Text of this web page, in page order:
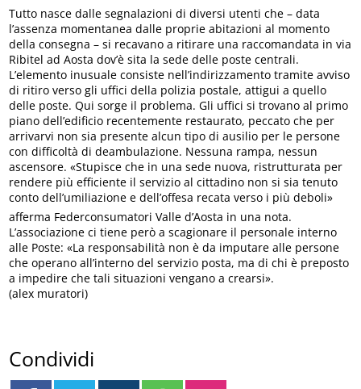
Tutto nasce dalle segnalazioni di diversi utenti che – data
l’assenza momentanea dalle proprie abitazioni al momento
della consegna – si recavano a ritirare una raccomandata in via
Ribitel ad Aosta dov’è sita la sede delle poste centrali.
L’elemento inusuale consiste nell’indirizzamento tramite avviso
di ritiro verso gli uffici della polizia postale, attigui a quello
delle poste. Qui sorge il problema. Gli uffici si trovano al primo
piano dell’edificio recentemente restaurato, peccato che per
arrivarvi non sia presente alcun tipo di ausilio per le persone
con difficoltà di deambulazione. Nessuna rampa, nessun
ascensore. «Stupisce che in una sede nuova, ristrutturata per
rendere più efficiente il servizio al cittadino non si sia tenuto
conto dell’umiliazione e dell’offesa recata verso i più deboli» 
afferma Federconsumatori Valle d’Aosta in una nota.
L’associazione ci tiene però a scagionare il personale interno
alle Poste: «La responsabilità non è da imputare alle persone
che operano all’interno del servizio posta, ma di chi è preposto
a impedire che tali situazioni vengano a crearsi».
(alex muratori)
Condividi